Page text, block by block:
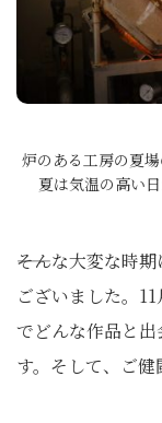
炉のある工房の夏
夏は気温の高い
――そんな大変な時
ございました。
でどんな作品と
す。そして、ご健